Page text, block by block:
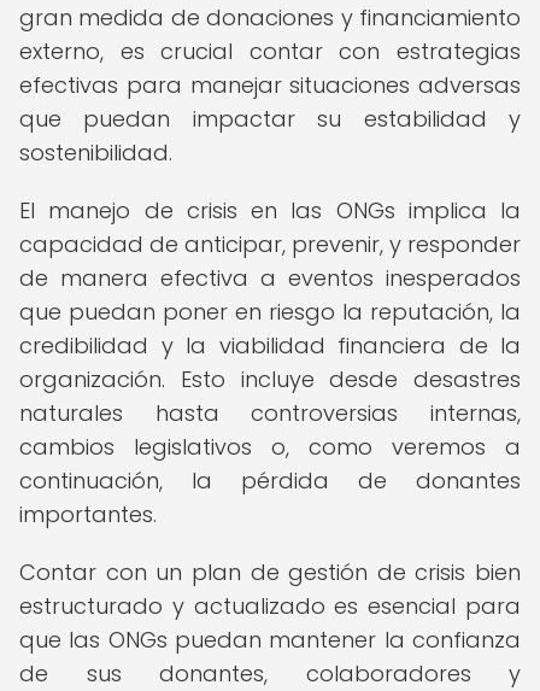
gran medida de donaciones y financiamiento
externo, es crucial contar con estrategias
efectivas para manejar situaciones adversas
que puedan impactar su estabilidad y
sostenibilidad.
El manejo de crisis en las ONGs implica la
capacidad de anticipar, prevenir, y responder
de manera efectiva a eventos inesperados
que puedan poner en riesgo la reputación, la
credibilidad y la viabilidad financiera de la
organización. Esto incluye desde desastres
naturales hasta controversias internas,
cambios legislativos o, como veremos a
continuación, la pérdida de donantes
importantes.
Contar con un plan de gestión de crisis bien
estructurado y actualizado es esencial para
que las ONGs puedan mantener la confianza
de sus donantes, colaboradores y